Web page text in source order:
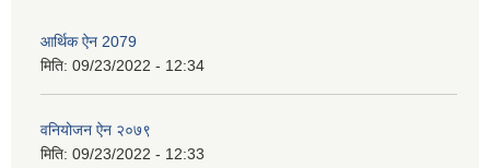
आर्थिक ऐन 2079
मिति: 09/23/2022 - 12:34
वनियोजन ऐन २०७९
मिति: 09/23/2022 - 12:33